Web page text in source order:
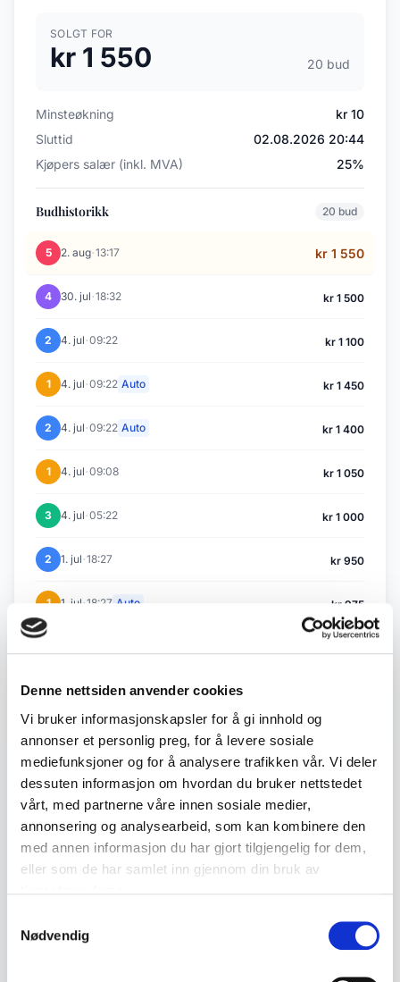
Denne nettsiden anvender cookies
Vi bruker informasjonskapsler for å gi innhold og
annonser et personlig preg, for å levere sosiale
mediefunksjoner og for å analysere trafikken vår. Vi deler
dessuten informasjon om hvordan du bruker nettstedet
vårt, med partnerne våre innen sosiale medier,
annonsering og analysearbeid, som kan kombinere den
med annen informasjon du har gjort tilgjengelig for dem,
eller som de har samlet inn gjennom din bruk av
Nødvendig
SOLGT FOR
kr 1 550 20 bud
Minsteøkning
kr 10
Sluttid
02.08.2026 20:44
Kjøpers salær (inkl. MVA)
25%
Budhistorikk 20 bud
5 2. aug·13:17 kr 1 550
4 30. jul·18:32 kr 1 500
2 4. jul·09:22 kr 1 100
1 4. jul·09:22 Auto kr 1 450
2 4. jul·09:22 Auto kr 1 400
1 4. jul·09:08 kr 1 050
3 4. jul·05:22 kr 1 000
2 1. jul·18:27 kr 950
1 1. jul·18:27 Auto kr 975
Tilbake til Juli / August auksjon
← Forrige objekt
#381
Neste objekt →
#383
Dekorativ dukke kledd i bunad inspirert av Øst-